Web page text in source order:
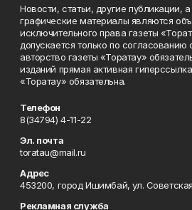
Новости, статьи, другие публикации,
графические материалы являются
исключительного права газеты
допускается только по
авторство газеты «Торатау»
изданий прямая активная
«Торатау» обязательна.
Телефон
8(34794) 4-11-22
Эл. почта
toratau@mail.ru
Адрес
453200, город Ишимбай, ул.
Рекламная служба